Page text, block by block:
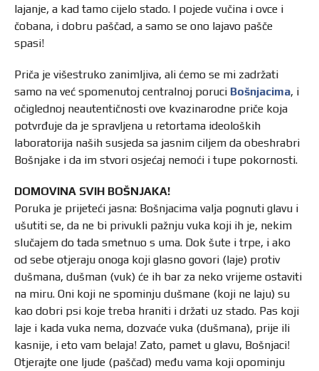
lajanje, a kad tamo cijelo stado. I pojede vučina i ovce i
čobana, i dobru paščad, a samo se ono lajavo pašče
spasi!
Priča je višestruko zanimljiva, ali ćemo se mi zadržati
samo na već spomenutoj centralnoj poruci Bošnjacima, i
očiglednoj neautentičnosti ove kvazinarodne priče koja
potvrđuje da je spravljena u retortama ideoloških
laboratorija naših susjeda sa jasnim ciljem da obeshrabri
Bošnjake i da im stvori osjećaj nemoći i tupe pokornosti.
DOMOVINA SVIH BOŠNJAKA!
Poruka je prijeteći jasna: Bošnjacima valja pognuti glavu i
ušutiti se, da ne bi privukli pažnju vuka koji ih je, nekim
slučajem do tada smetnuo s uma. Dok šute i trpe, i ako
od sebe otjeraju onoga koji glasno govori (laje) protiv
dušmana, dušman (vuk) će ih bar za neko vrijeme ostaviti
na miru. Oni koji ne spominju dušmane (koji ne laju) su
kao dobri psi koje treba hraniti i držati uz stado. Pas koji
laje i kada vuka nema, dozvaće vuka (dušmana), prije ili
kasnije, i eto vam belaja! Zato, pamet u glavu, Bošnjaci!
Otjerajte one ljude (paščad) među vama koji opominju